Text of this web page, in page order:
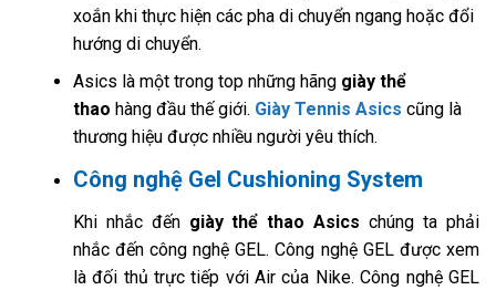
xoắn khi thực hiện các pha di chuyển ngang hoặc đổi
hướng di chuyển.
Asics là một trong top những hãng giày thể
thao hàng đầu thế giới. Giày Tennis Asics cũng là
thương hiệu được nhiều người yêu thích.
Công nghệ Gel Cushioning System
Khi nhắc đến giày thể thao Asics chúng ta phải
nhắc đến công nghệ GEL. Công nghệ GEL được xem
là đối thủ trực tiếp với Air của Nike. Công nghệ GEL